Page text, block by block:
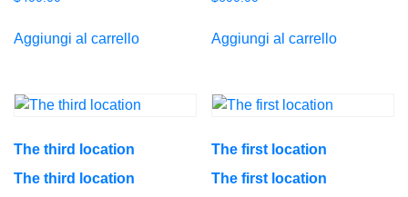
Aggiungi al carrello Aggiungi al carrello
The third location
The third location
The first location
The first location